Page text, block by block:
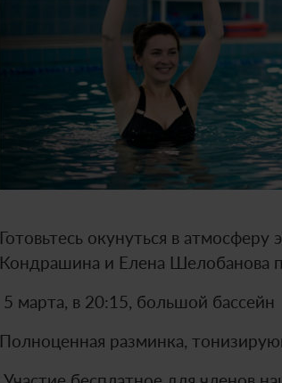
Готовьтесь окунуться в
Кондрашина и Елена Шелобанова
5 марта, в 20:15, большой бассейн
Полноценная разминка,